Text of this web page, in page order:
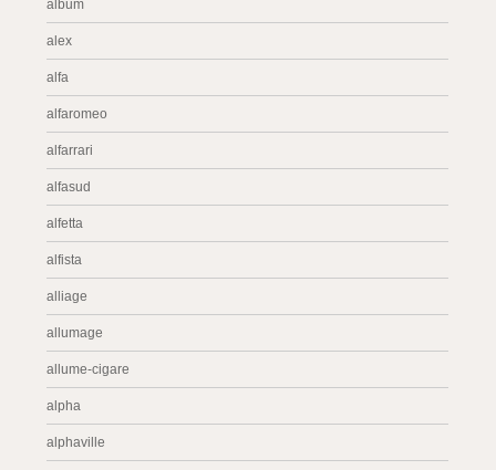
album
alex
alfa
alfaromeo
alfarrari
alfasud
alfetta
alfista
alliage
allumage
allume-cigare
alpha
alphaville